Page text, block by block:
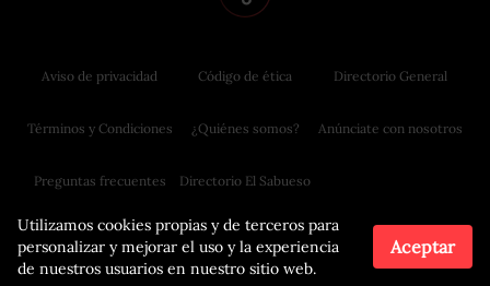
Utilizamos cookies propias y de terceros para
personalizar y mejorar el uso y la experiencia
de nuestros usuarios en nuestro sitio web.
Aceptar
Aviso de privacidad
Términos y Condiciones
Preguntas frecuentes
Código de ética
¿Quiénes somos?
Directorio El Sabueso
Directorio General
Anúnciate con nosotros